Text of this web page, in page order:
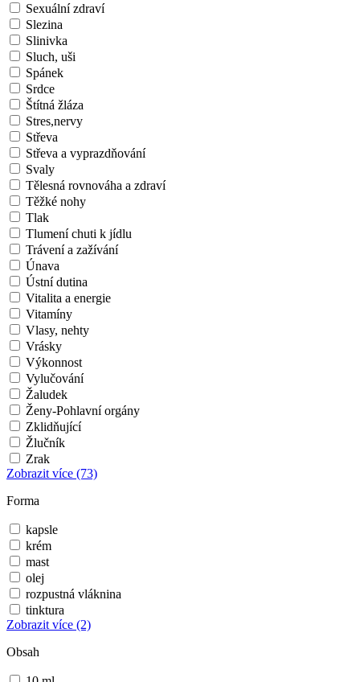
Sexuální zdraví
Slezina
Slinivka
Sluch, uši
Spánek
Srdce
Štítná žláza
Stres,nervy
Střeva
Střeva a vyprazdňování
Svaly
Tělesná rovnováha a zdraví
Těžké nohy
Tlak
Tlumení chuti k jídlu
Trávení a zažívání
Únava
Ústní dutina
Vitalita a energie
Vitamíny
Vlasy, nehty
Vrásky
Výkonnost
Vylučování
Žaludek
Ženy-Pohlavní orgány
Zklidňující
Žlučník
Zrak
Zobrazit více (73)
Forma
kapsle
krém
mast
olej
rozpustná vláknina
tinktura
Zobrazit více (2)
Obsah